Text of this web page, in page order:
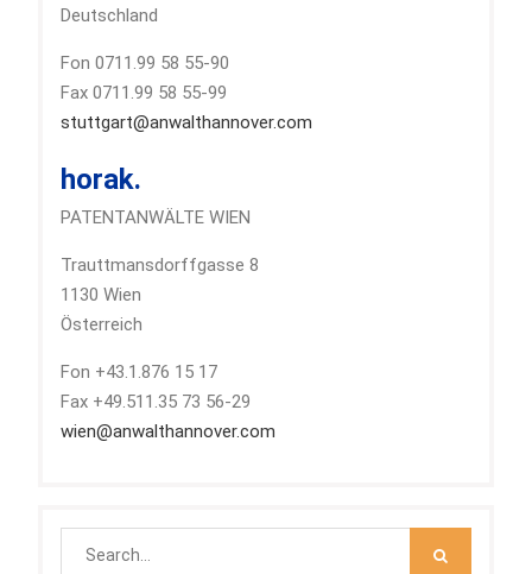
Deutschland
Fon 0711.99 58 55-90
Fax 0711.99 58 55-99
stuttgart@anwalthannover.com
horak.
PATENTANWÄLTE WIEN
Trauttmansdorffgasse 8
1130 Wien
Österreich
Fon +43.1.876 15 17
Fax +49.511.35 73 56-29
wien@anwalthannover.com